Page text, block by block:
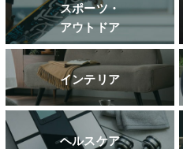
スポーツ・
アウトドア
インテリア
ヘルスケア